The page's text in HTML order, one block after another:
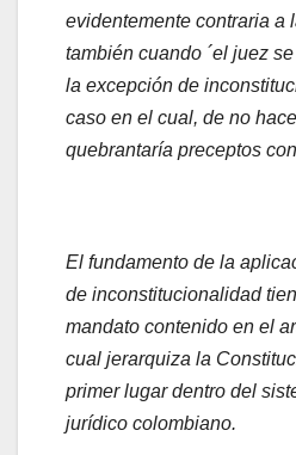
evidentemente contraria a
también cuando ´el juez
la excepción de
caso en el cual, de no
quebrantaría preceptos
El fundamento de la
de inconstitucionalidad
mandato contenido en el
cual jerarquiza la
primer lugar dentro del
jurídico colombiano.